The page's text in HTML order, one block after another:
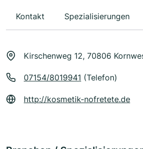
Kontakt Spezialisierungen
Kirschenweg 12, 70806
07154/8019941 (Telefon)
http://kosmetik-nofretete.de